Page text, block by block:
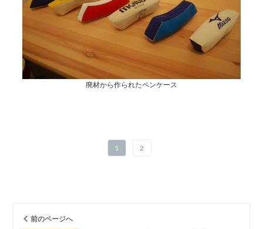
廃材から作られたペンケース
1 2
前のページへ